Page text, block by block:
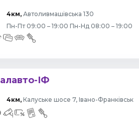
4км, Автоливмашівська 130
Пн-Пт 09:00 – 19:00 Пн-Нд 08:00 – 19:00
ІФ
4км, Калуське шосе 7, Івано-Франківськ